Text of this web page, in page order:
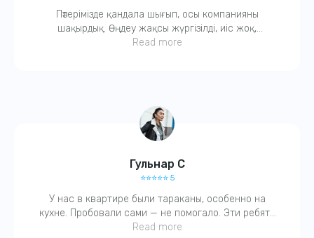
Пәтерімізде қандала шығып, осы компанияны
шақырдық. Өңдеу жақсы жүргізілді, иіс жоқ,
балаларға да зиянсыз деді. Қазір бәрі таза. Ұнады,
Read more
Гульнар С
⭐️⭐️⭐️⭐️⭐️ 5
У нас в квартире были тараканы, особенно на
кухне. Пробовали сами — не помогало. Эти ребята
всё сделали за один раз! Очень вежливый
Read more
Свяжитесь с нами по телефону или в WhatsApp